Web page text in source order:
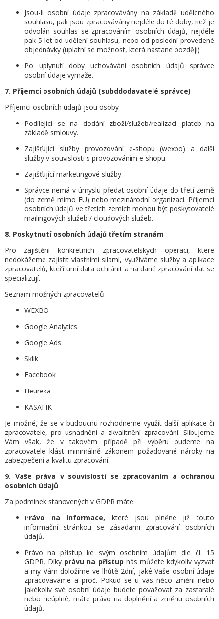
Jsou-li osobní údaje zpracovávány na základě uděleného
souhlasu, pak jsou zpracovávány nejdéle do té doby, než je
odvolán souhlas se zpracováním osobních údajů, nejdéle
pak 5 let od udělení souhlasu, nebo od poslední provedené
objednávky (uplatní se možnost, která nastane později)
Po uplynutí doby uchovávání osobních údajů správce
osobní údaje vymaže.
7. Příjemci osobních údajů (subddodavatelé správce)
Příjemci osobních údajů jsou osoby
Podílející se na dodání zboží/služeb/realizaci plateb na
základě smlouvy.
Zajišťující služby provozování e-shopu (wexbo) a další
služby v souvislosti s provozováním e-shopu.
Zajišťující marketingové služby.
Správce nemá v úmyslu předat osobní údaje do třetí země
(do země mimo EU) nebo mezinárodní organizaci. Příjemci
osobních údajů ve třetích zemích mohou být poskytovatelé
mailingových služeb / cloudových služeb.
8. Poskytnutí osobních údajů třetím stranám
Pro zajištění konkrétních zpracovatelských operací, které
nedokážeme zajistit vlastními silami, využíváme služby a aplikace
zpracovatelů, kteří umí data ochránit a na dané zpracování dat se
specializují.
Seznam možných zpracovatelů
WEXBO
Google Analytics
Google Ads
Sklik
Facebook
Heureka
KASAFIK
Je možné, že se v budoucnu rozhodneme využít další aplikace či
zpracovatele, pro usnadnění a zkvalitnění zpracování. Slibujeme
Vám však, že v takovém případě při výběru budeme na
zpracovatele klást minimálně zákonem požadované nároky na
zabezpečení a kvalitu zpracování.
9. Vaše práva v souvislosti se zpracováním a ochranou
osobních údajů
Za podmínek stanovených v GDPR máte:
Právo na informace, které jsou plněné již touto
informační stránkou se zásadami zpracování osobních
údajů.
Právo na přístup ke svým osobním údajům dle čl. 15
GDPR, Díky právu na přístup nás můžete kdykoliv vyzvat
a my Vám doložíme ve lhůtě 2dní, jaké Vaše osobní údaje
zpracováváme a proč. Pokud se u vás něco změní nebo
jakékoliv své osobní údaje budete považovat za zastaralé
nebo neúplné, máte právo na doplnění a změnu osobních
údajů.